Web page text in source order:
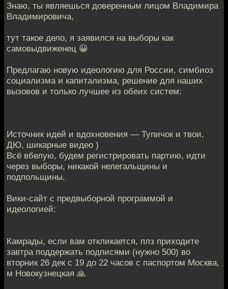
Знаю, ты являешься доверенным лицом Владимира
Владимировича,
тут такое дело, я заявился на выборы как
самовыдвиженец 😀
Предлагаю новую идеологию для России, симбиоз
социализма и капитализма, решение для наших
вызовов и только лучшее из обеих систем:
Источник идей и вдохновения — Тупичок и твои,
ДЮ, шикарные видео )
Всё вбелую, будем регистрировать партию, идти
через выборы, никакой нелегальщины и
подпольщины.
Вики-сайт с предвыборной программой и
идеологией:
Камрады, если вам откликается, плз приходите
завтра поддержать подписями (нужно 500) во
вторник 26 дек с 19 до 22 часов с паспортом Москва,
м Новокузнецкая 🙏